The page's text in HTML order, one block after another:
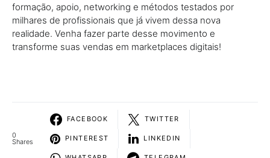
formação, apoio, networking e métodos testados por
milhares de profissionais que já vivem dessa nova
realidade. Venha fazer parte desse movimento e
transforme suas vendas em marketplaces digitais!
0
Shares
FACEBOOK TWITTER
PINTEREST LINKEDIN